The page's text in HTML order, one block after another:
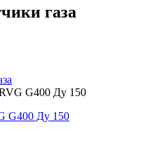
газа
G400 Ду 150